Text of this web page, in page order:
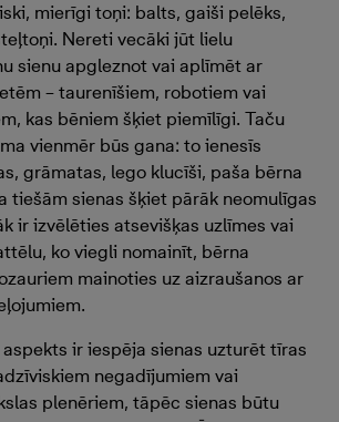
mierīgi toņi: balts, gaiši pelēks,
Nereti vecāki jūt lielu
sienu apgleznot vai aplīmēt ar
– taurenīšiem, robotiem vai
kas bēniem šķiet piemīlīgi. Taču
vienmēr būs gana: to ienesīs
grāmatas, lego klucīši, paša bērna
tiešām sienas šķiet pārāk neomulīgas
ir izvēlēties atsevišķas uzlīmes vai
ko viegli nomainīt, bērna
mainoties uz aizraušanos ar
ir iespēja sienas uzturēt tīras
negadījumiem vai
plenēriem, tāpēc sienas būtu